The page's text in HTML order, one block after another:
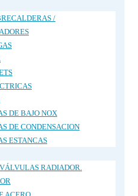
/
DE BAJO NOX
DE CONDENSACION
ESTANCAS
RADIADOR.